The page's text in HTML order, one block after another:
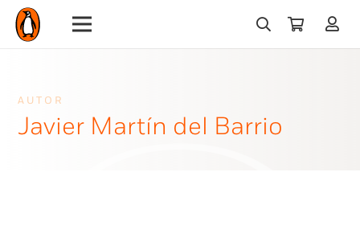
AUTOR
Javier Martín del Barrio